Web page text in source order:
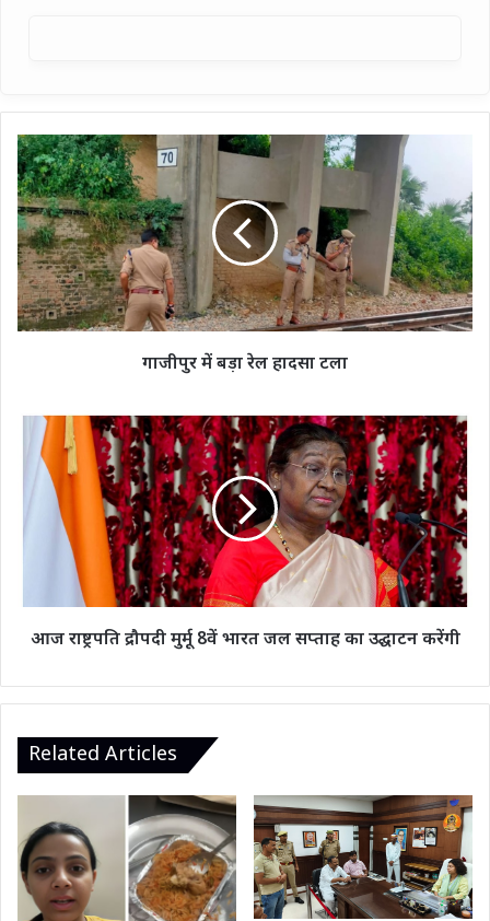
गाजीपुर
में
बड़ा
रेल
हादसा
टला
गाजीपुर में बड़ा रेल हादसा टला
आज
राष्ट्रपति
द्रौपदी
का
करेंगी
आज राष्ट्रपति द्रौपदी मुर्मू 8वें भारत जल सप्ताह का उद्घाटन करेंगी
Related Articles